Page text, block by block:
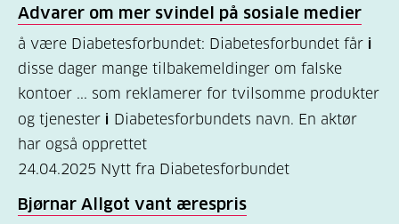
(690)
Om
(302)
Tilbud
til
deg
Advarer om mer svindel på sosiale medier
å være Diabetesforbundet: Diabetesforbundet får i
disse dager mange tilbakemeldinger om falske
kontoer ... som reklamerer for tvilsomme produkter
og tjenester i Diabetesforbundets navn. En aktør
har også opprettet
24.04.2025 Nytt fra Diabetesforbundet
Bjørnar Allgot vant ærespris